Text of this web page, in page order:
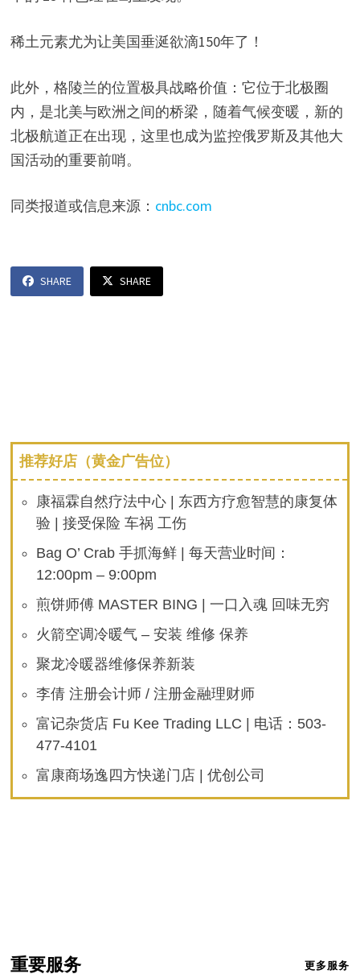
稀土元素尤为让美国垂涎欲滴150年了！
此外，格陵兰的位置极具战略价值：它位于北极圈
内，是北美与欧洲之间的桥梁，随着气候变暖，新的
北极航道正在出现，这里也成为监控俄罗斯及其他大
国活动的重要前哨。
同类报道或信息来源： cnbc.com
SHARE SHARE
推荐好店（黄金广告位）
康福霖自然疗法中心 | 东西方疗愈智慧的康复体
验 | 接受保险 车祸 工伤
Bag O’ Crab 手抓海鲜 | 每天营业时间：
12:00pm – 9:00pm
煎饼师傅 MASTER BING | 一口入魂 回味无穷
火箭空调冷暖气 – 安装 维修 保养
聚龙冷暖器维修保养新装
李倩 注册会计师 / 注册金融理财师
富记杂货店 Fu Kee Trading LLC | 电话：503-
477-4101
富康商场逸四方快递门店 | 优创公司
重要服务 更多服务